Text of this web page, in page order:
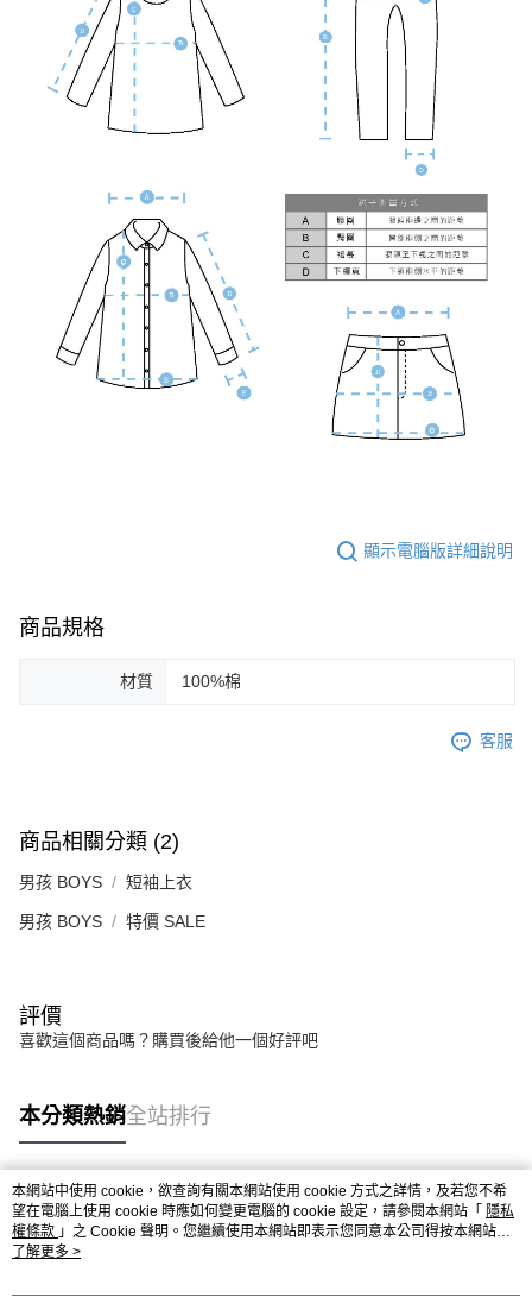
顯示電腦版詳細說明
商品規格
材質 100%棉
客服
商品相關分類 (2)
男孩 BOYS 短袖上衣
男孩 BOYS 特價 SALE
評價
喜歡這個商品嗎？購買後給他一個好評吧
本分類熱銷全站排行
熱門標籤
本網站中使用 cookie，欲查詢有關本網站使用 cookie 方式之詳情，及若您不希
望在電腦上使用 cookie 時應如何變更電腦的 cookie 設定，請參閱本網站「 隱私
權條款 」之 Cookie 聲明。您繼續使用本網站即表示您同意本公司得按本網站使
用條款之 Cookie 聲明使用 cookie。
了解更多 >